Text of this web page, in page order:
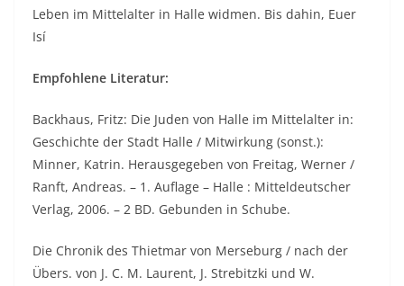
Leben im Mittelalter in Halle widmen. Bis dahin, Euer
Isí
Empfohlene Literatur:
Backhaus, Fritz: Die Juden von Halle im Mittelalter in:
Geschichte der Stadt Halle / Mitwirkung (sonst.):
Minner, Katrin. Herausgegeben von Freitag, Werner /
Ranft, Andreas. – 1. Auflage – Halle : Mitteldeutscher
Verlag, 2006. – 2 BD. Gebunden in Schube.
Die Chronik des Thietmar von Merseburg / nach der
Übers. von J. C. M. Laurent, J. Strebitzki und W.